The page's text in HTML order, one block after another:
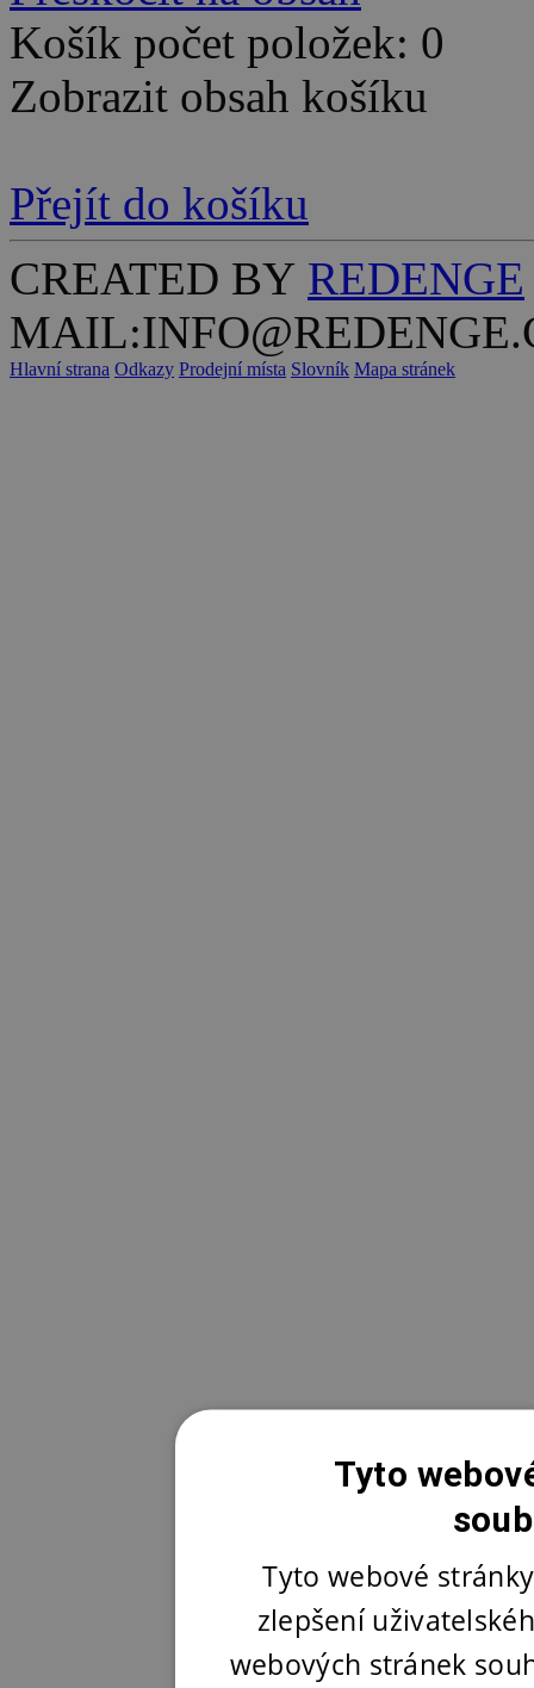
Košík počet položek: 0
Zobrazit obsah košíku
Přejít do košíku
CREATED BY REDENGE
Hlavní strana Odkazy Prodejní místa Slovník Mapa stránek
Tyto
Tyto webové
zlepšení
webových stránek